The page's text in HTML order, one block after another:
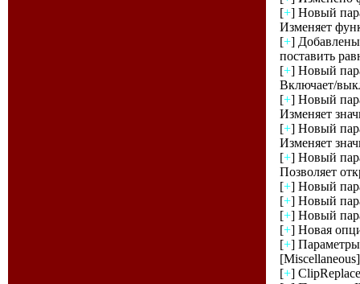
[+] Новый
Изменяет
[+]
поставить
[+] Новый
Включает/
[+] Новый
Изменяет
[+] Новый
Изменяет
[+] Новый
Позволяет
[+] Новый
[+] Новый
[+] Новый
[+] Новая
[+]
[+]